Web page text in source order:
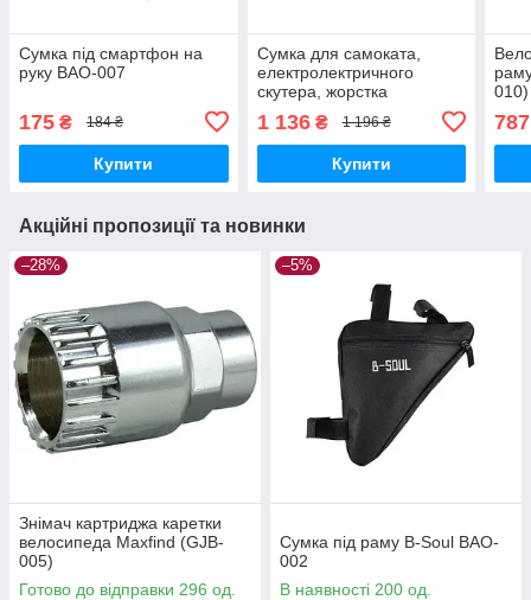
Сумка під смартфон на
руку BAO-007
175 ₴ 184 ₴
Купити
Сумка для самоката,
електролектричного
скутера, жорстка
Чорний BAO-031
1 136₴ 1 196 ₴
Купити
010)
787
Акційні пропозиції та новинки
–28%
Знімач картриджа каретки
велосипеда Maxfind (GJB-
005)
Готово до відправки 296 од.
–5%
Сумка під раму B-Soul BAO-
002
В наявності 200 од.